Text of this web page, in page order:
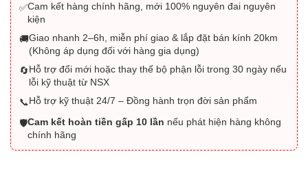
✅Cam kết hàng chính hãng, mới 100% nguyên đai nguyên
kiện
🚚Giao nhanh 2–6h, miễn phí giao & lắp đặt bán kính 20km
(Không áp dụng đối với hàng gia dụng)
🔄Hỗ trợ đổi mới hoặc thay thế bộ phận lỗi trong 30 ngày nếu
lỗi kỹ thuật từ NSX
📞Hỗ trợ kỹ thuật 24/7 – Đồng hành trọn đời sản phẩm
🛡️Cam kết hoàn tiền gấp 10 lần nếu phát hiện hàng không
chính hãng